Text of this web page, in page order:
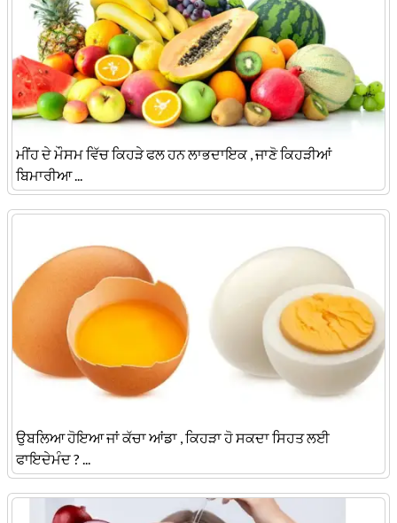
ਮੀਂਹ ਦੇ ਮੌਸਮ ਵਿੱਚ ਕਿਹੜੇ ਫਲ ਹਨ ਲਾਭਦਾਇਕ , ਜਾਣੋ ਕਿਹੜੀਆਂ
ਬਿਮਾਰੀਆ ...
ਉਬਲਿਆ ਹੋਇਆ ਜਾਂ ਕੱਚਾ ਆਂਡਾ , ਕਿਹੜਾ ਹੋ ਸਕਦਾ ਸਿਹਤ ਲਈ
ਫਾਇਦੇਮੰਦ ? ...